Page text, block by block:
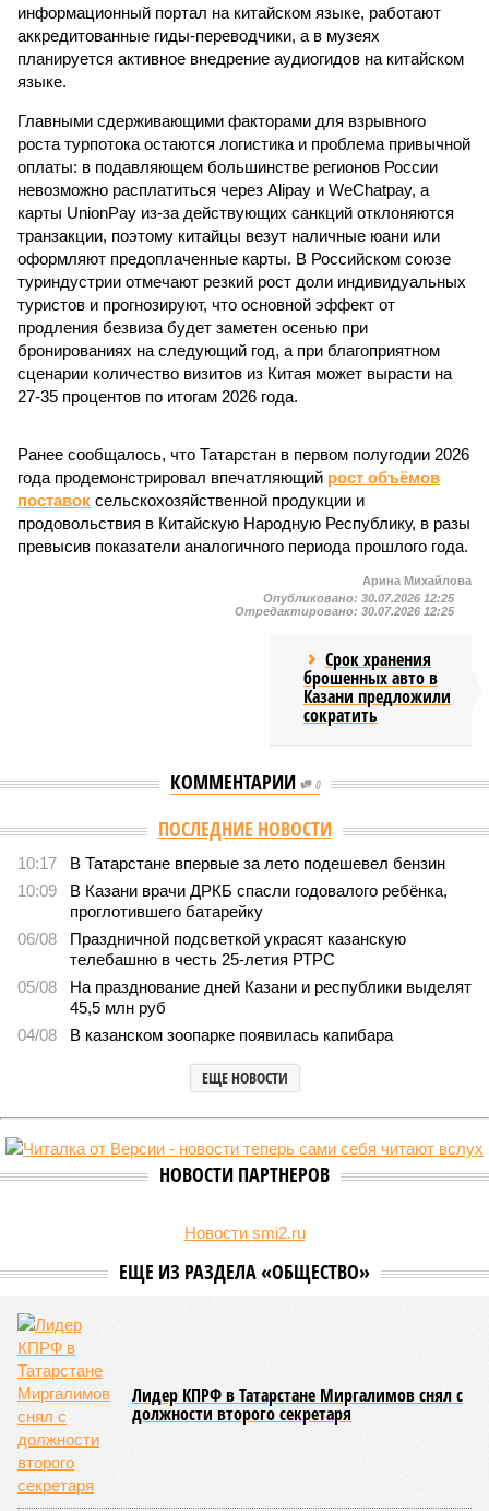
информационный портал на китайском языке, работают
аккредитованные гиды-переводчики, а в музеях
планируется активное внедрение аудиогидов на китайском
языке.
Главными сдерживающими факторами для взрывного
роста турпотока остаются логистика и проблема привычной
оплаты: в подавляющем большинстве регионов России
невозможно расплатиться через Alipay и WeChatpay, а
карты UnionPay из-за действующих санкций отклоняются
транзакции, поэтому китайцы везут наличные юани или
оформляют предоплаченные карты. В Российском союзе
туриндустрии отмечают резкий рост доли индивидуальных
туристов и прогнозируют, что основной эффект от
продления безвиза будет заметен осенью при
бронированиях на следующий год, а при благоприятном
сценарии количество визитов из Китая может вырасти на
27-35 процентов по итогам 2026 года.
Ранее сообщалось, что Татарстан в первом полугодии 2026
года продемонстрировал впечатляющий рост объёмов
поставок сельскохозяйственной продукции и
продовольствия в Китайскую Народную Республику, в разы
превысив показатели аналогичного периода прошлого года.
Арина Михайлова
Опубликовано: 30.07.2026 12:25
Отредактировано: 30.07.2026 12:25
Срок хранения
брошенных авто в
Казани предложили
сократить
КОММЕНТАРИИ 0
ПОСЛЕДНИЕ НОВОСТИ
10:17
В Татарстане впервые за лето подешевел бензин
10:09
В Казани врачи ДРКБ спасли годовалого ребёнка,
проглотившего батарейку
06/08
Праздничной подсветкой украсят казанскую
телебашню в честь 25-летия РТРС
05/08
На празднование дней Казани и республики выделят
45,5 млн руб
04/08
В казанском зоопарке появилась капибара
ЕЩЕ НОВОСТИ
НОВОСТИ ПАРТНЕРОВ
Новости smi2.ru
ЕЩЕ ИЗ РАЗДЕЛА «ОБЩЕСТВО»
Лидер КПРФ в Татарстане Миргалимов снял с
должности второго секретаря